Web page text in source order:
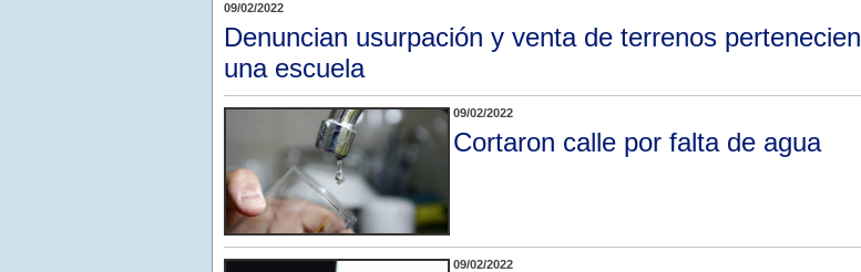
09/02/2022
Denuncian usurpación y venta de terrenos
una escuela
09/02/2022
Cortaron calle por falta de agua
09/02/2022